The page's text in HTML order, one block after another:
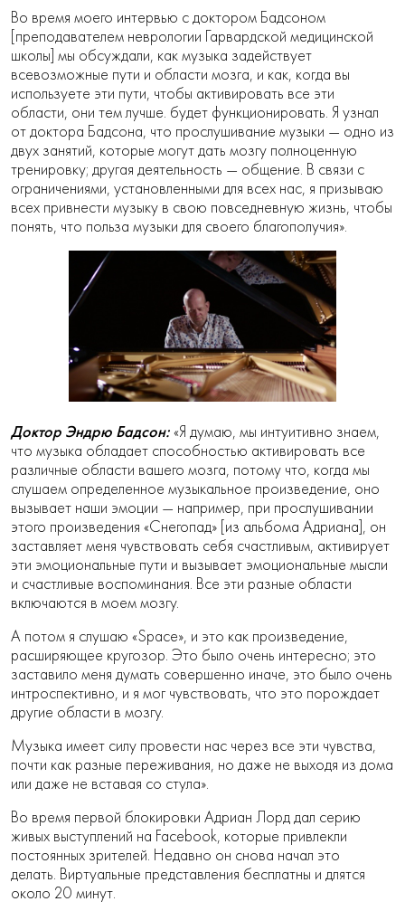
Во время моего интервью с доктором Бадсоном
[преподавателем неврологии Гарвардской медицинской
школы] мы обсуждали, как музыка задействует
всевозможные пути и области мозга, и как, когда вы
используете эти пути, чтобы активировать все эти
области, они тем лучше. будет функционировать. Я узнал
от доктора Бадсона, что прослушивание музыки — одно из
двух занятий, которые могут дать мозгу полноценную
тренировку; другая деятельность — общение. В связи с
ограничениями, установленными для всех нас, я призываю
всех привнести музыку в свою повседневную жизнь, чтобы
понять, что польза музыки для своего благополучия».
Доктор Эндрю Бадсон:«Я думаю, мы интуитивно знаем,
что музыка обладает способностью активировать все
различные области вашего мозга, потому что, когда мы
слушаем определенное музыкальное произведение, оно
вызывает наши эмоции — например, при прослушивании
этого произведения «Снегопад» [из альбома Адриана], он
заставляет меня чувствовать себя счастливым, активирует
эти эмоциональные пути и вызывает эмоциональные мысли
и счастливые воспоминания. Все эти разные области
включаются в моем мозгу.
А потом я слушаю «Space», и это как произведение,
расширяющее кругозор. Это было очень интересно; это
заставило меня думать совершенно иначе, это было очень
интроспективно, и я мог чувствовать, что это порождает
другие области в мозгу.
Музыка имеет силу провести нас через все эти чувства,
почти как разные переживания, но даже не выходя из дома
или даже не вставая со стула».
Во время первой блокировки Адриан Лорд дал серию
живых выступлений на Facebook, которые привлекли
постоянных зрителей. Недавно он снова начал это
делать. Виртуальные представления бесплатны и длятся
около 20 минут.